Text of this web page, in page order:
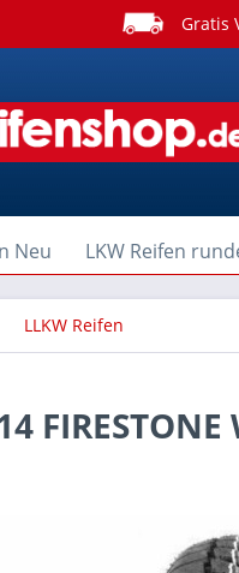
Gratis
Neu LKW Reifen
LLKW Reifen
FIRESTONE